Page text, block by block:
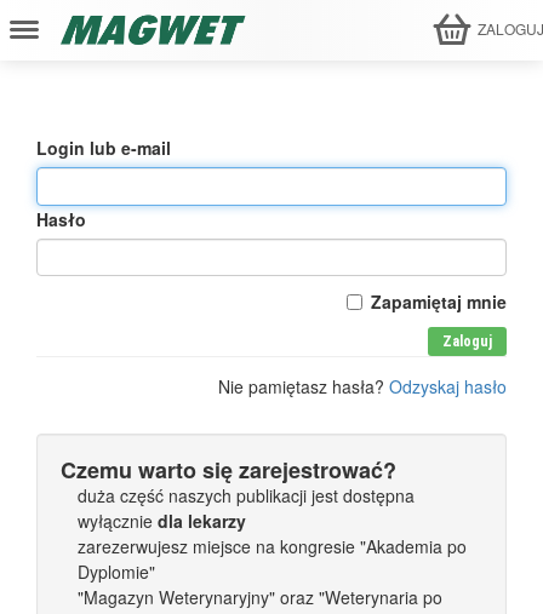
Login lub e-mail
Hasło
Zapamiętaj mnie
Zaloguj
Nie pamiętasz hasła? Odzyskaj hasło
Czemu warto się zarejestrować?
duża część naszych publikacji jest dostępna
wyłącznie dla lekarzy
zarezerwujesz miejsce na kongresie "Akademia po
Dyplomie"
"Magazyn Weterynaryjny" oraz "Weterynaria po